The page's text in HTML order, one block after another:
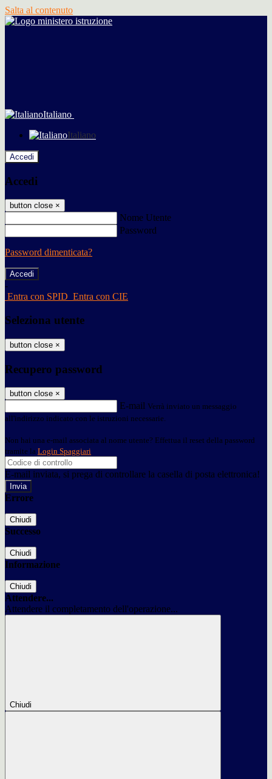
Salta al contenuto
Italiano
Italiano
Accedi
Accedi
button close ×
Nome Utente
Password
Password dimenticata?
-
Entra con SPID Entra con CIE
Seleziona utente
button close ×
Recupero password
button close ×
E-mail Verrà inviato un messaggio
all'indirizzo indicato con le istruzioni necessarie.
Non hai una e-mail associata al nome utente? Effettua il reset della password
tramite la Login Spaggiari
E-mail inviata, si prega di controllare la casella di posta elettronica!
Errore
Chiudi
Successo
Chiudi
Informazione
Chiudi
Attendere...
Attendere il completamento dell'operazione...
Chiudi